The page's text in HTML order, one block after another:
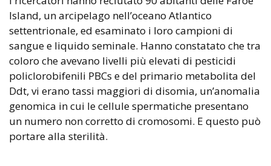
Island, un arcipelago nell’oceano Atlantico
settentrionale, ed esaminato i loro campioni di
sangue e liquido seminale. Hanno constatato che tra
coloro che avevano livelli più elevati di pesticidi
policlorobifenili PBCs e del primario metabolita del
Ddt, vi erano tassi maggiori di disomia, un’anomalia
genomica in cui le cellule spermatiche presentano
un numero non corretto di cromosomi. E questo può
portare alla sterilità.